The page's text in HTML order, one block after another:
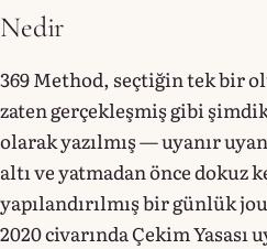
Nedir
369 Method, seçtiğin tek bir
zaten gerçekleşmiş gibi
olarak yazılmış — uyanır
altı ve yatmadan önce dokuz
yapılandırılmış bir günlük
2020 civarında Çekim Yasası